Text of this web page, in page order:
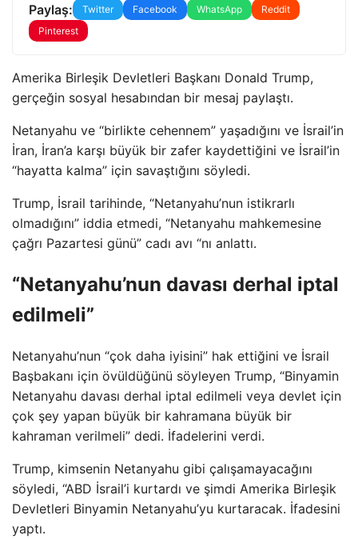
Paylaş: Twitter Facebook WhatsApp
Reddit
Pinterest
Amerika Birleşik Devletleri Başkanı Donald Trump,
gerçeğin sosyal hesabından bir mesaj paylaştı.
Netanyahu ve “birlikte cehennem” yaşadığını ve İsrail’in
İran, İran’a karşı büyük bir zafer kaydettiğini ve İsrail’in
“hayatta kalma” için savaştığını söyledi.
Trump, İsrail tarihinde, “Netanyahu’nun istikrarlı
olmadığını” iddia etmedi, “Netanyahu mahkemesine
çağrı Pazartesi günü” cadı avı “nı anlattı.
“Netanyahu’nun davası derhal iptal
edilmeli”
Netanyahu’nun “çok daha iyisini” hak ettiğini ve İsrail
Başbakanı için övüldüğünü söyleyen Trump, “Binyamin
Netanyahu davası derhal iptal edilmeli veya devlet için
çok şey yapan büyük bir kahramana büyük bir
kahraman verilmeli” dedi. İfadelerini verdi.
Trump, kimsenin Netanyahu gibi çalışamayacağını
söyledi, “ABD İsrail’i kurtardı ve şimdi Amerika Birleşik
Devletleri Binyamin Netanyahu’yu kurtaracak. İfadesini
yaptı.